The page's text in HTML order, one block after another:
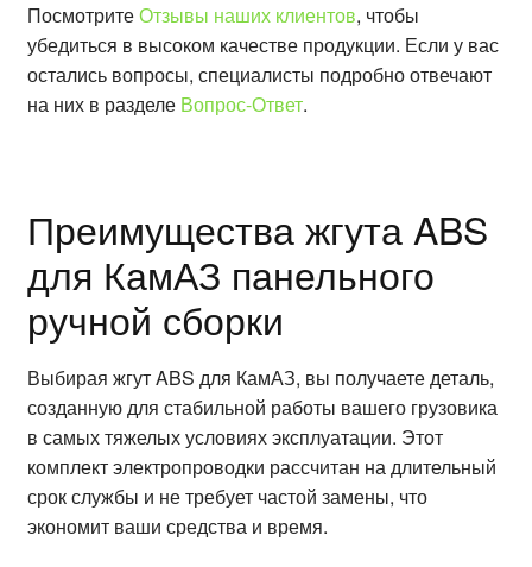
ПосмотритеОтзывы наших клиентов, чтобы
убедиться в высоком качестве продукции. Если у вас
остались вопросы, специалисты подробно отвечают
на них в разделе Вопрос-Ответ.
Преимущества жгута ABS
для КамАЗ панельного
ручной сборки
Выбирая жгут ABS для КамАЗ, вы получаете деталь,
созданную для стабильной работы вашего грузовика
в самых тяжелых условиях эксплуатации. Этот
комплект электропроводки рассчитан на длительный
срок службы и не требует частой замены, что
экономит ваши средства и время.